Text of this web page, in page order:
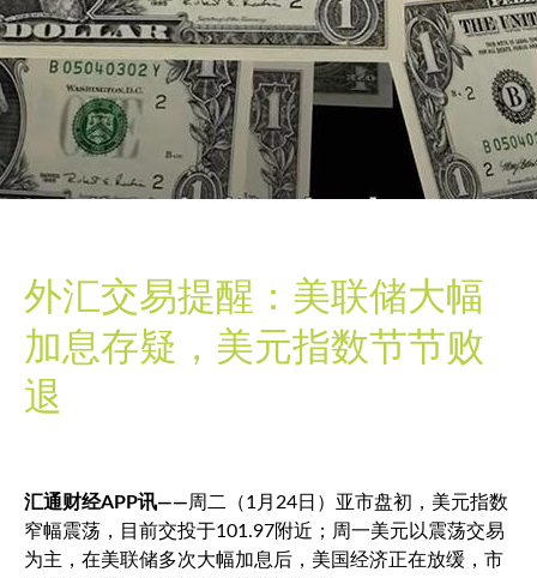
外汇交易提醒：美联储大幅
加息存疑，美元指数节节败
退
汇通财经APP讯——周二（1月24日）亚市盘初， 美元指数
窄幅震荡，目前交投于101.97附近；周一美元以震荡交易
为主，在美联储多次大幅加息后，美国经济正在放缓，市